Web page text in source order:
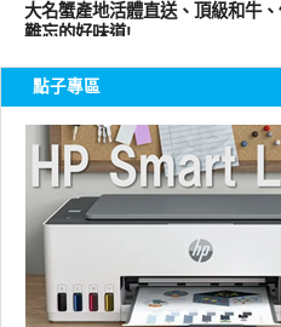
大名蟹產地活體直送、頂級和牛
難忘的好味道!
點子專區